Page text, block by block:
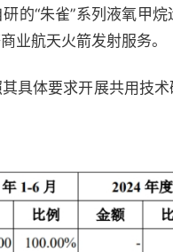
的“朱雀”系列液氧甲
业航天火箭发射服务。
具体要求开展共用技